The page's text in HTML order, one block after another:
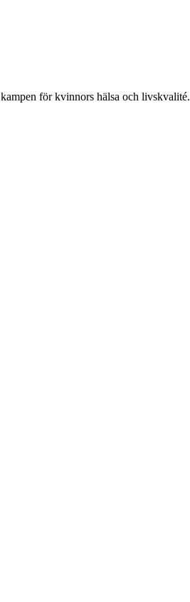
för kvinnors hälsa och livskvalité.